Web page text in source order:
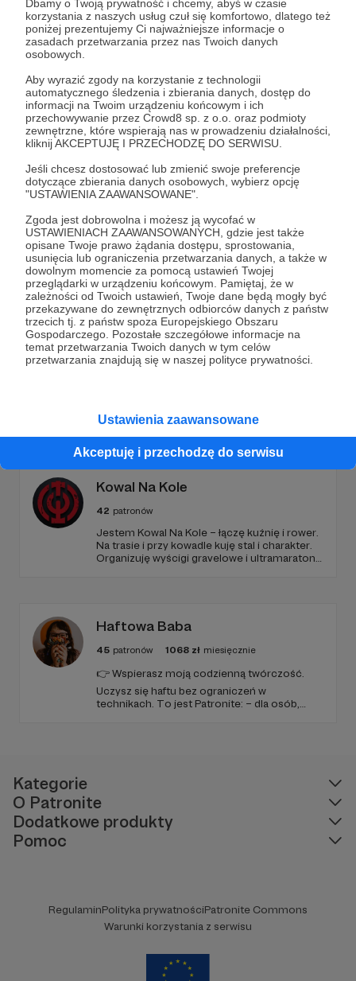
Dbamy o Twoją prywatność i chcemy, abyś w czasie
korzystania z naszych usług czuł się komfortowo, dlatego też
poniżej prezentujemy Ci najważniejsze informacje o
zasadach przetwarzania przez nas Twoich danych
osobowych.
Aby wyrazić zgody na korzystanie z technologii
automatycznego śledzenia i zbierania danych, dostęp do
informacji na Twoim urządzeniu końcowym i ich
przechowywanie przez Crowd8 sp. z o.o. oraz podmioty
zewnętrzne, które wspierają nas w prowadzeniu działalności,
kliknij AKCEPTUJĘ I PRZECHODZĘ DO SERWISU.
Jeśli chcesz dostosować lub zmienić swoje preferencje
dotyczące zbierania danych osobowych, wybierz opcję
"USTAWIENIA ZAAWANSOWANE".
Zgoda jest dobrowolna i możesz ją wycofać w
USTAWIENIACH ZAAWANSOWANYCH, gdzie jest także
opisane Twoje prawo żądania dostępu, sprostowania,
usunięcia lub ograniczenia przetwarzania danych, a także w
dowolnym momencie za pomocą ustawień Twojej
przeglądarki w urządzeniu końcowym. Pamiętaj, że w
zależności od Twoich ustawień, Twoje dane będą mogły być
przekazywane do zewnętrznych odbiorców danych z państw
trzecich tj. z państw spoza Europejskiego Obszaru
Gospodarczego. Pozostałe szczegółowe informacje na
temat przetwarzania Twoich danych w tym celów
przetwarzania znajdują się w naszej polityce prywatności.
Ustawienia zaawansowane
Akceptuję i przechodzę do serwisu
Powitanie, podstawowe informacje i kontakt ;)
powitanie informacje discord +5
Dołącz do grona Patronów!
Wesprzyj działalność AutoraKlaudynkajuż teraz!
Zostań Patronem
Promowani autorzy
Kowal Na Kole
42 patronów
Jestem Kowal Na Kole – łączę kuźnię i rower.
Na trasie i przy kowadle kuję stal i charakter.
Organizuję wyścigi gravelowe i ultramaratony,
Haftowa Baba
45 patronów 1068 zł miesięcznie
👉 Wspierasz moją codzienną twórczość.
Uczysz się haftu bez ograniczeń w
technikach. To jest Patronite: – dla osób,
Kategorie
O Patronite
Dodatkowe produkty
Pomoc
RegulaminPolityka prywatnościPatronite Commons
Warunki korzystania z serwisu